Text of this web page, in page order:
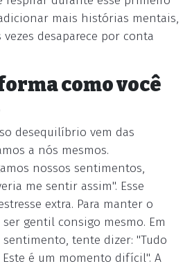
mais histórias mentais,
desaparece por conta
como você
desequilíbrio vem das
a nós mesmos.
nossos sentimentos,
me sentir assim". Esse
extra. Para manter o
gentil consigo mesmo. Em
tente dizer: "Tudo
é um momento difícil". A